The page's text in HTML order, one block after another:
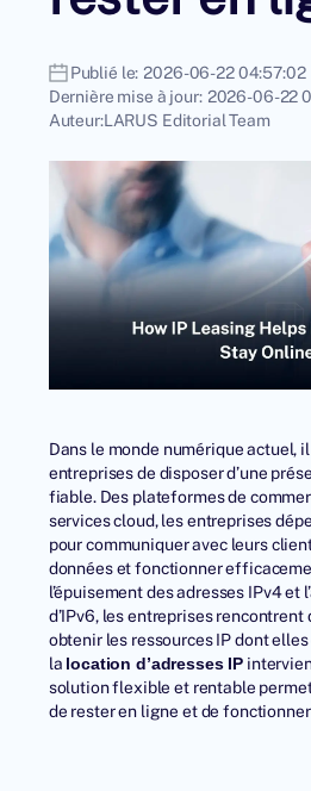
Publié le: 2026-06-22 04:57:02
Dernière mise à jour: 2026-06-22
Auteur:LARUS Editorial Team
Dans le monde numérique actuel,
entreprises de disposer d’une
fiable. Des plateformes de
services cloud, les entreprises
pour communiquer avec leurs
données et fonctionner
l’épuisement des adresses IPv4et
d’IPv6, les entreprises
obtenir les ressources IP dont elles
la location d’adresses IP
solution flexible et rentable
de rester en ligne et de